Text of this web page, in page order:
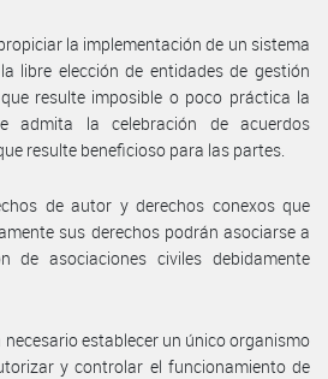
la implementación de un sistema
libre elección de entidades de gestión
resulte imposible o poco práctica la
admita la celebración de acuerdos
resulte beneficioso para las partes.
de autor y derechos conexos que
sus derechos podrán asociarse a
de asociaciones civiles debidamente
necesario establecer un único organismo
y controlar el funcionamiento de